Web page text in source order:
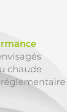
chaude